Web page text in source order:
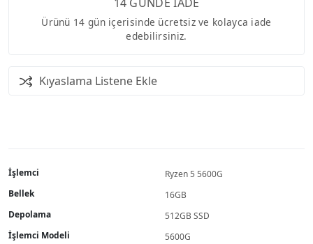
Ürünü 14 gün içerisinde ücretsiz ve kolayca iade
edebilirsiniz.
Kıyaslama Listene Ekle
İşlemci
Ryzen 5 5600G
Bellek
16GB
Depolama
512GB SSD
İşlemci Modeli
5600G